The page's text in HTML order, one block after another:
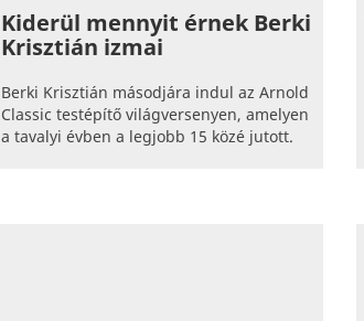
Kiderül mennyit érnek Berki
Krisztián izmai
Berki Krisztián másodjára indul az Arnold
Classic testépítő világversenyen, amelyen
a tavalyi évben a legjobb 15 közé jutott.